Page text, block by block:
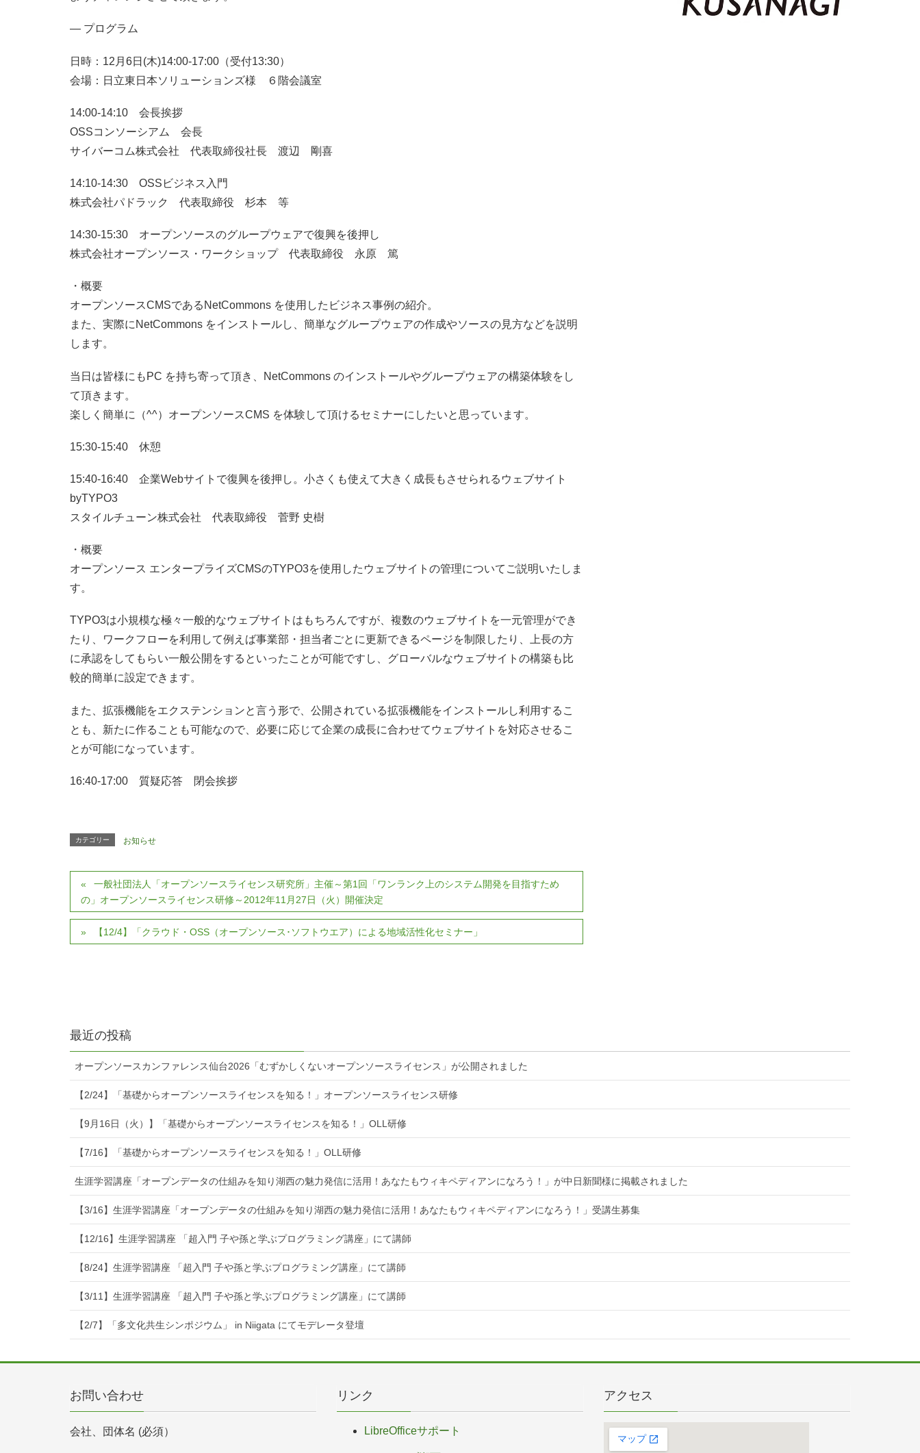
— プログラム
日時：12月6日(木)14:00-17:00（受付13:30）
会場：日立東日本ソリューションズ様 ６階会議室
14:00-14:10 会長挨拶
OSSコンソーシアム 会長
サイバーコム株式会社 代表取締役社長 渡辺 剛喜
14:10-14:30 OSSビジネス入門
株式会社パドラック 代表取締役 杉本 等
14:30-15:30 オープンソースのグループウェアで復興を後押し
株式会社オープンソース・ワークショップ 代表取締役 永原 篤
・概要
オープンソースCMSであるNetCommons を使用したビジネス事例の紹介。
また、実際にNetCommons をインストールし、簡単なグループウェアの作成やソースの見方などを説明
します。
当日は皆様にもPC を持ち寄って頂き、NetCommons のインストールやグループウェアの構築体験をし
て頂きます。
楽しく簡単に（^^）オープンソースCMS を体験して頂けるセミナーにしたいと思っています。
15:30-15:40 休憩
15:40-16:40 企業Webサイトで復興を後押し。小さくも使えて大きく成長もさせられるウェブサイト
byTYPO3
スタイルチューン株式会社 代表取締役 菅野 史樹
・概要
オープンソース エンタープライズCMSのTYPO3を使用したウェブサイトの管理についてご説明いたしま
す。
TYPO3は小規模な極々一般的なウェブサイトはもちろんですが、複数のウェブサイトを一元管理ができ
たり、ワークフローを利用して例えば事業部・担当者ごとに更新できるページを制限したり、上長の方
に承認をしてもらい一般公開をするといったことが可能ですし、グローバルなウェブサイトの構築も比
較的簡単に設定できます。
また、拡張機能をエクステンションと言う形で、公開されている拡張機能をインストールし利用するこ
とも、新たに作ることも可能なので、必要に応じて企業の成長に合わせてウェブサイトを対応させるこ
とが可能になっています。
16:40-17:00 質疑応答 閉会挨拶
カテゴリー お知らせ
一般社団法人「オープンソースライセンス研究所」主催～第1回「ワンランク上のシステム開発を目指すため
の」オープンソースライセンス研修～2012年11月27日（火）開催決定
【12/4】「クラウド・OSS（オープンソース･ソフトウエア）による地域活性化セミナー」
最近の投稿
オープンソースカンファレンス仙台2026「むずかしくないオープンソースライセンス」が公開されました
【2/24】「基礎からオープンソースライセンスを知る！」オープンソースライセンス研修
【9月16日（火）】「基礎からオープンソースライセンスを知る！」OLL研修
【7/16】「基礎からオープンソースライセンスを知る！」OLL研修
生涯学習講座「オープンデータの仕組みを知り湖西の魅力発信に活用！あなたもウィキペディアンになろう！」が中日新聞様に掲載されました
【3/16】生涯学習講座「オープンデータの仕組みを知り湖西の魅力発信に活用！あなたもウィキペディアンになろう！」受講生募集
【12/16】生涯学習講座 「超入門 子や孫と学ぶプログラミング講座」にて講師
【8/24】生涯学習講座 「超入門 子や孫と学ぶプログラミング講座」にて講師
【3/11】生涯学習講座 「超入門 子や孫と学ぶプログラミング講座」にて講師
【2/7】「多文化共生シンポジウム」 in Niigata にてモデレータ登壇
お問い合わせ
会社、団体名 (必須）
リンク
LibreOfficeサポート
アクセス